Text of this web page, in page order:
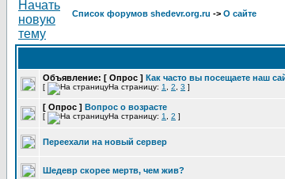
Список форумов shedevr.org.ru -> О сайте
Объявление: [ Опрос ] Как часто вы посещаете наш
[ На страницу: 1 2 3 ]
[ Опрос ] Вопрос о возрасте
[ На страницу: 1 2 ]
Переехали на новый сервер
Шедевр скорее мертв, чем жив?